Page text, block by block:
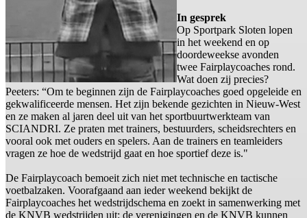
In gesprek
Op Sportpark Sloten lopen
in het weekend en op
doordeweekse avonden
twee Fairplaycoaches rond.
Wat doen zij precies?
Peeters: “Om te beginnen zijn de Fairplaycoaches goed opgeleide en
gekwalificeerde mensen. Het zijn bekende gezichten in Nieuw-West
en ze maken al jaren deel uit van het sportbuurtwerkteam van
SCIANDRI. Ze praten met trainers, bestuurders, scheidsrechters en
vooral ook met ouders en spelers. Aan de trainers en teamleiders
vragen ze hoe de wedstrijd gaat en hoe sportief deze is."
De Fairplaycoach bemoeit zich niet met technische en tactische
voetbalzaken. Voorafgaand aan ieder weekend bekijkt de
Fairplaycoaches het wedstrijdschema en zoekt in samenwerking met
de KNVB wedstrijden uit; de verenigingen en de KNVB kunnen